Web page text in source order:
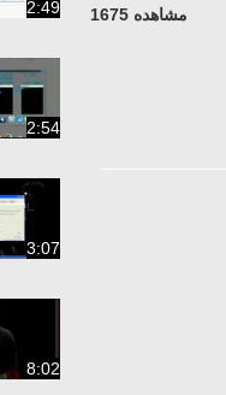
مشاهده 1675 2:49
2:54
3:07
8:02